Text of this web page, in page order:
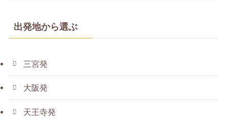
出発地から選ぶ
三宮発
大阪発
天王寺発